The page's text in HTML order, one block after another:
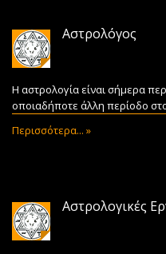
Αστρολόγος
Η αστρολογία είναι σήμερα
οποιαδήποτε άλλη περίοδο
Περισσότερα... »
Αστρολογικές